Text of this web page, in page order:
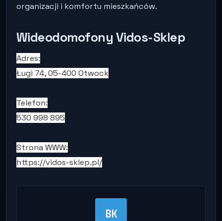
organizacji i komfortu mieszkańców.
Wideodomofony Vidos-Sklep
Adres:
Ługi 74, 05-400 Otwock
Telefon:
530 998 895
Strona WWW:
https://vidos-sklep.pl/
BK